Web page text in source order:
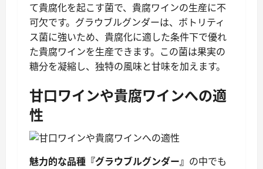
て貴腐化を起こす菌で、貴腐ワインの生産に不
可欠です。グラウブルグンダーは、ボトリティ
ス菌に強いため、貴腐化に適した条件下で優れ
た貴腐ワインを生産できます。この菌は果実の
糖分を凝縮し、独特の風味と甘味を加えます。
甘口ワインや貴腐ワインへの適
性
魅力的な品種『グラウブルグンダー』 の中でも